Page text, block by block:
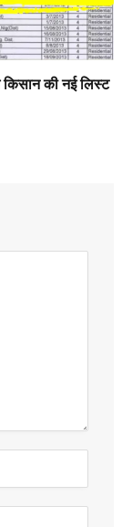
की नई लिस्ट